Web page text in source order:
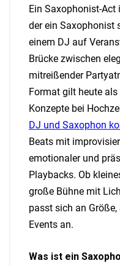
Ein Saxophonist-Act
der ein Saxophonist
einem DJ auf
Brücke zwischen
mitreißender
Format gilt heute
Konzepte bei
DJ und Saxophon
Beats mit
emotionaler und
Playbacks. Ob
große Bühne mit
passt sich an
Events an.
Was ist ein